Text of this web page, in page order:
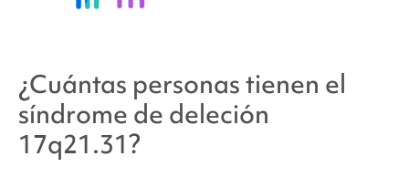
¿Cuántas personas tienen el
síndrome de deleción
17q21.31?